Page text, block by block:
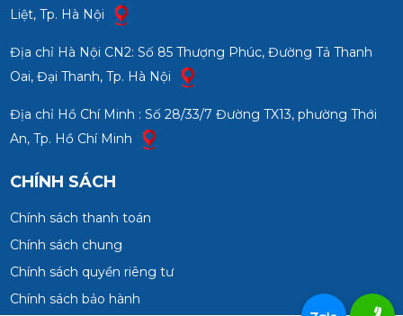
Liệt, Tp. Hà Nội
Địa chỉ Hà Nội CN2: Số 85 Thượng Phúc, Đường Tả Thanh
Oai, Đại Thanh, Tp. Hà Nội
Địa chỉ Hồ Chí Minh : Số 28/33/7 Đường TX13, phường Thới
An, Tp. Hồ Chí Minh
CHÍNH SÁCH
Chính sách thanh toán
Chính sách chung
Chính sách quyền riêng tư
Chính sách bảo hành